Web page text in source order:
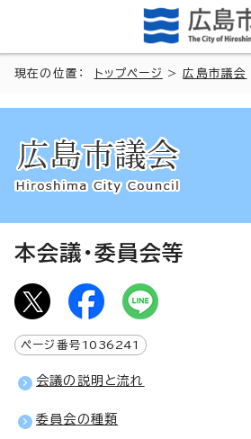
現在の位置： トップページ >広島市議会
本会議・委員会等
ページ番号 1036241
会議の説明と流れ
委員会の種類